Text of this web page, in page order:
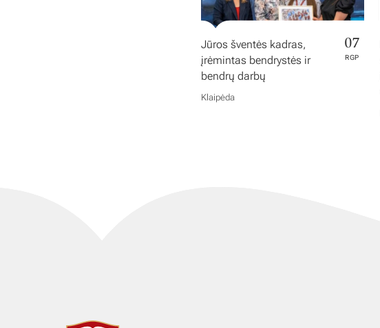
Jūros šventės kadras,
įrėmintas bendrystės ir
bendrų darbų
07
RGP
Klaipėda